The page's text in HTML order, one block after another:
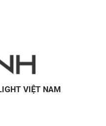
VIỆT NAM